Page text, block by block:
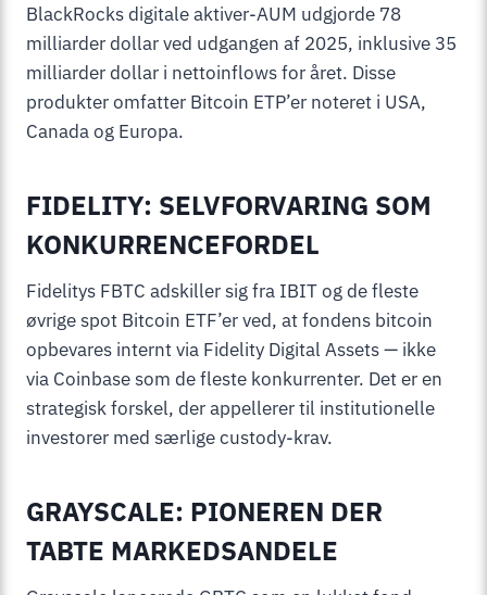
BlackRocks digitale aktiver-AUM udgjorde 78
milliarder dollar ved udgangen af 2025, inklusive 35
milliarder dollar i nettoinflows for året. Disse
produkter omfatter Bitcoin ETP’er noteret i USA,
Canada og Europa.
FIDELITY: SELVFORVARING SOM
KONKURRENCEFORDEL
Fidelitys FBTC adskiller sig fra IBIT og de fleste
øvrige spot Bitcoin ETF’er ved, at fondens bitcoin
opbevares internt via Fidelity Digital Assets — ikke
via Coinbase som de fleste konkurrenter. Det er en
strategisk forskel, der appellerer til institutionelle
investorer med særlige custody-krav.
GRAYSCALE: PIONEREN DER
TABTE MARKEDSANDELE